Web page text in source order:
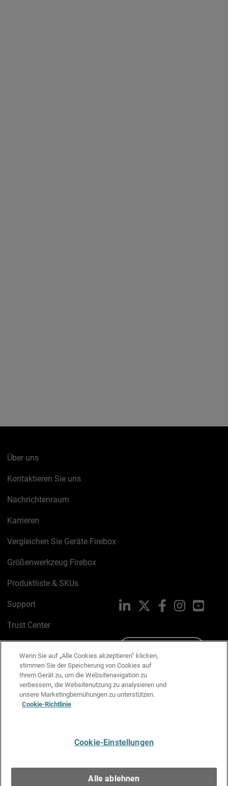
Über uns
Kontaktieren Sie uns
Nachrichtenraum
Karrieren
Vergleichen Sie Geräte Firebox
Größenwerkzeug Firebox
Produktliste & SKUs
Support
Trust Center
Cookie-Richtlinie
Datenschutzrichtlinie
Media & Brand Kit
LinkedIn FacebookInstagram
Wenn Sie auf „Alle Cookies akzeptieren“ klicken,
stimmen Sie der Speicherung von Cookies auf
Ihrem Gerät zu, um die Websitenavigation zu
verbessern, die Websitenutzung zu analysieren und
unsere Marketingbemühungen zu unterstützen.
Cookie-Richtlinie
Cookie-Einstellungen
Alle ablehnen